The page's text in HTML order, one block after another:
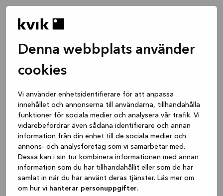
Denna webbplats använder
cookies
Vi använder enhetsidentifierare för att anpassa
innehållet och annonserna till användarna, tillhandahålla
funktioner för sociala medier och analysera vår trafik. Vi
vidarebefordrar även sådana identifierare och annan
information från din enhet till de sociala medier och
annons- och analysföretag som vi samarbetar med.
Dessa kan i sin tur kombinera informationen med annan
information som du har tillhandahållit eller som de har
samlat in när du har använt deras tjänster. Läs mer om
om hur vi hanterar personuppgifter.